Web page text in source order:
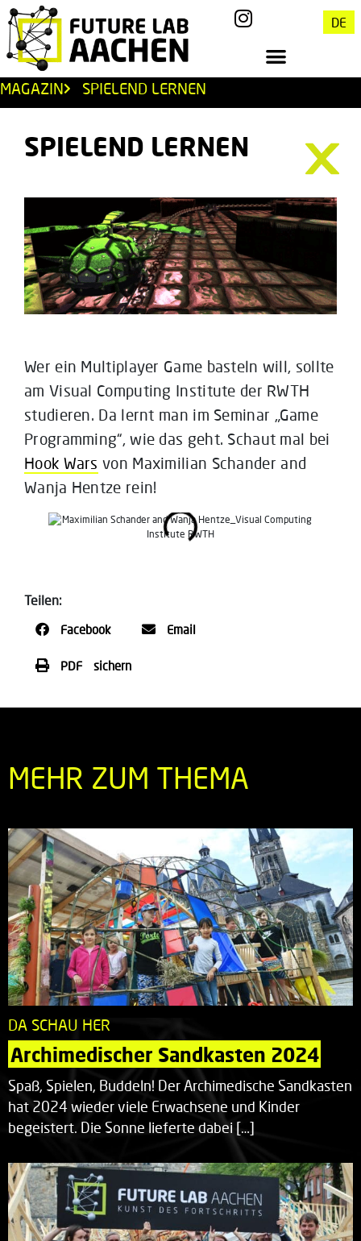
DE
MAGAZIN SPIELEND LERNEN
SPIELEND LERNEN
Wer ein Multiplayer Game basteln will, sollte
am Visual Computing Institute der RWTH
studieren. Da lernt man im Seminar „Game
Programming“, wie das geht. Schaut mal bei
Hook Wars von Maximilian Schander and
Wanja Hentze rein!
Teilen:
Facebook Email
PDF sichern
MEHR ZUM THEMA
DA SCHAU HER
Archimedischer Sandkasten 2024
Spaß, Spielen, Buddeln! Der Archimedische Sandkasten
hat 2024 wieder viele Erwachsene und Kinder
begeistert. Die Sonne lieferte dabei […]